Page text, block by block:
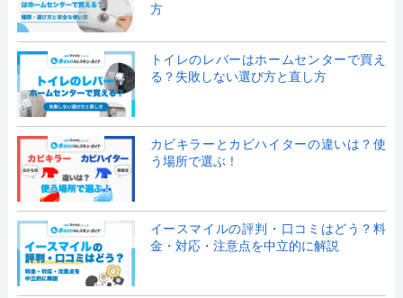
方
トイレのレバーはホームセンターで買え
る？失敗しない選び方と直し方
カビキラーとカビハイターの違いは？使
う場所で選ぶ！
イースマイルの評判・口コミはどう？料
金・対応・注意点を中立的に解説